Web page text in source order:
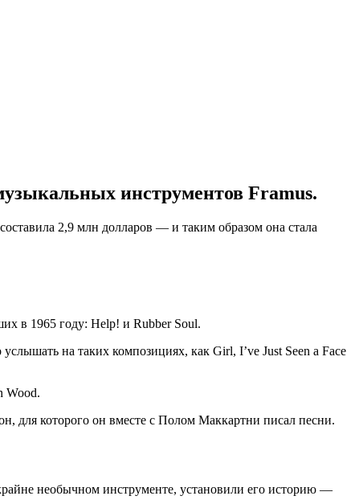
инструментов Framus.
2,9 млн долларов — и таким образом она стала
в 1965 году: Help! и Rubber Soul.
на таких композициях, как Girl, I’ve Just Seen a Face
Wood.
для которого он вместе с Полом Маккартни писал песни.
необычном инструменте, установили его историю —